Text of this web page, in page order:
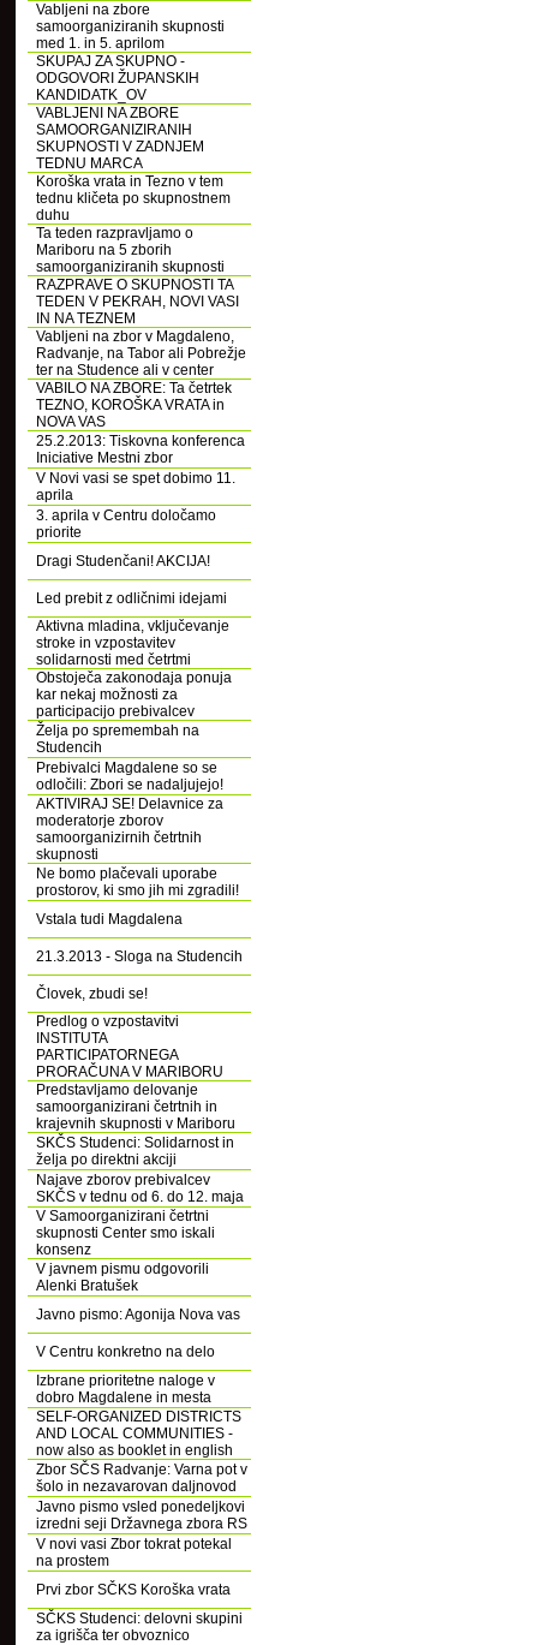
Vabljeni na zbore
samoorganiziranih skupnosti
med 1. in 5. aprilom
SKUPAJ ZA SKUPNO -
ODGOVORI ŽUPANSKIH
KANDIDATK_OV
VABLJENI NA ZBORE
SAMOORGANIZIRANIH
SKUPNOSTI V ZADNJEM
TEDNU MARCA
Koroška vrata in Tezno v tem
tednu kličeta po skupnostnem
duhu
Ta teden razpravljamo o
Mariboru na 5 zborih
samoorganiziranih skupnosti
RAZPRAVE O SKUPNOSTI TA
TEDEN V PEKRAH, NOVI VASI
IN NA TEZNEM
Vabljeni na zbor v Magdaleno,
Radvanje, na Tabor ali Pobrežje
ter na Studence ali v center
VABILO NA ZBORE: Ta četrtek
TEZNO, KOROŠKA VRATA in
NOVA VAS
25.2.2013: Tiskovna konferenca
Iniciative Mestni zbor
V Novi vasi se spet dobimo 11.
aprila
3. aprila v Centru določamo
priorite
Dragi Studenčani! AKCIJA!
Led prebit z odličnimi idejami
Aktivna mladina, vključevanje
stroke in vzpostavitev
solidarnosti med četrtmi
Obstoječa zakonodaja ponuja
kar nekaj možnosti za
participacijo prebivalcev
Želja po spremembah na
Studencih
Prebivalci Magdalene so se
odločili: Zbori se nadaljujejo!
AKTIVIRAJ SE! Delavnice za
moderatorje zborov
samoorganizirnih četrtnih
skupnosti
Ne bomo plačevali uporabe
prostorov, ki smo jih mi zgradili!
Vstala tudi Magdalena
21.3.2013 - Sloga na Studencih
Človek, zbudi se!
Predlog o vzpostavitvi
INSTITUTA
PARTICIPATORNEGA
PRORAČUNA V MARIBORU
Predstavljamo delovanje
samoorganizirani četrtnih in
krajevnih skupnosti v Mariboru
SKČS Studenci: Solidarnost in
želja po direktni akciji
Najave zborov prebivalcev
SKČS v tednu od 6. do 12. maja
V Samoorganizirani četrtni
skupnosti Center smo iskali
konsenz
V javnem pismu odgovorili
Alenki Bratušek
Javno pismo: Agonija Nova vas
V Centru konkretno na delo
Izbrane prioritetne naloge v
dobro Magdalene in mesta
SELF-ORGANIZED DISTRICTS
AND LOCAL COMMUNITIES -
now also as booklet in english
Zbor SČS Radvanje: Varna pot v
šolo in nezavarovan daljnovod
Javno pismo vsled ponedeljkovi
izredni seji Državnega zbora RS
V novi vasi Zbor tokrat potekal
na prostem
Prvi zbor SČKS Koroška vrata
SČKS Studenci: delovni skupini
za igrišča ter obvoznico